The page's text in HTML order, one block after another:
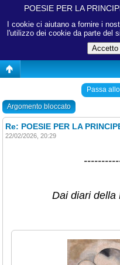
I cookie ci aiutano a fornire i
l'utilizzo dei cookie da parte del
POESIE PER LA
Passa
Argomento bloccato
Re: POESIE PER LA
22/02/2026, 20:29
Dai diari della